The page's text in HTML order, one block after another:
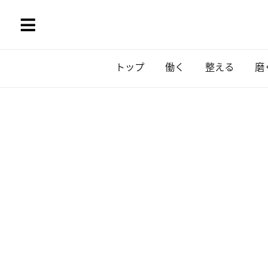
トップ 働く 整える 磨